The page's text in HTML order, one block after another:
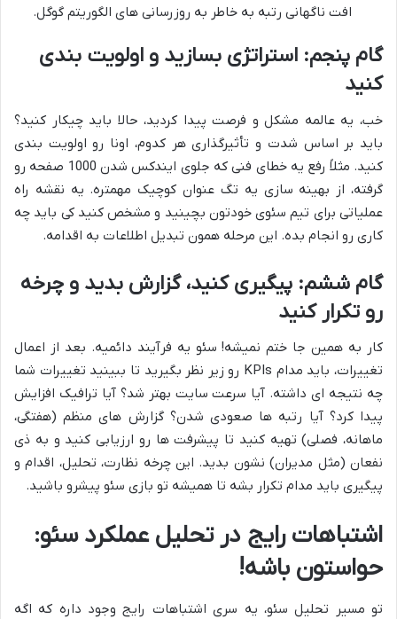
افت ناگهانی رتبه به خاطر به روزرسانی های الگوریتم گوگل.
گام پنجم: استراتژی بسازید و اولویت بندی
کنید
خب، یه عالمه مشکل و فرصت پیدا کردید، حالا باید چیکار کنید؟
باید بر اساس شدت و تأثیرگذاری هر کدوم، اونا رو اولویت بندی
کنید. مثلاً رفع یه خطای فنی که جلوی ایندکس شدن 1000 صفحه رو
گرفته، از بهینه سازی یه تگ عنوان کوچیک مهمتره. یه نقشه راه
عملیاتی برای تیم سئوی خودتون بچینید و مشخص کنید کی باید چه
کاری رو انجام بده. این مرحله همون تبدیل اطلاعات به اقدامه.
گام ششم: پیگیری کنید، گزارش بدید و چرخه
رو تکرار کنید
کار به همین جا ختم نمیشه! سئو یه فرآیند دائمیه. بعد از اعمال
تغییرات، باید مدام KPIs رو زیر نظر بگیرید تا ببینید تغییرات شما
چه نتیجه ای داشته. آیا سرعت سایت بهتر شد؟ آیا ترافیک افزایش
پیدا کرد؟ آیا رتبه ها صعودی شدن؟ گزارش های منظم (هفتگی،
ماهانه، فصلی) تهیه کنید تا پیشرفت ها رو ارزیابی کنید و به ذی
نفعان (مثل مدیران) نشون بدید. این چرخه نظارت، تحلیل، اقدام و
پیگیری باید مدام تکرار بشه تا همیشه تو بازی سئو پیشرو باشید.
اشتباهات رایج در تحلیل عملکرد سئو:
حواستون باشه!
تو مسیر تحلیل سئو، یه سری اشتباهات رایج وجود داره که اگه